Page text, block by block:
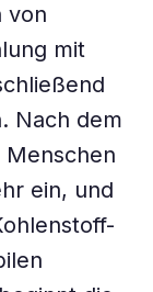
von
mit
Nach dem
Menschen
ein, und